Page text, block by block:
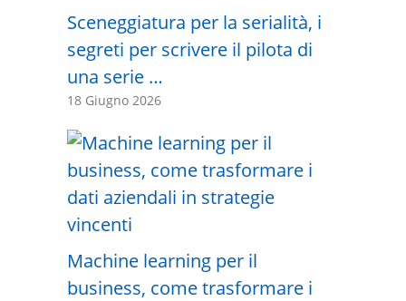
Sceneggiatura per la serialità, i
segreti per scrivere il pilota di
una serie …
18 Giugno 2026
Machine learning per il
business, come trasformare i